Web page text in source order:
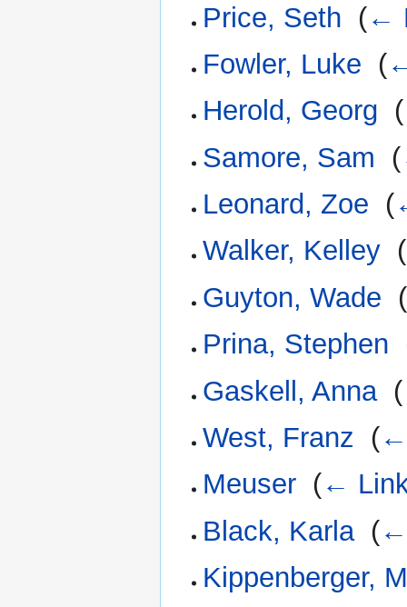
Price, Seth (←
Fowler, Luke (
Herold, Georg (
Samore, Sam
(
Leonard, Zoe (
Walker, Kelley (
Guyton, Wade (
Prina, Stephen
Gaskell, Anna‎ (
West, Franz
(
Meuser (←
Black, Karla‎ (
Kippenberger,